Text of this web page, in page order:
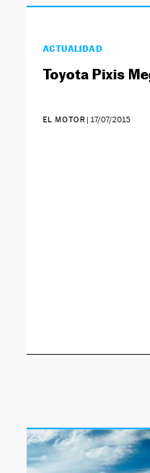
ACTUALIDAD
Toyota Pixis
EL MOTOR | 17/07/2015